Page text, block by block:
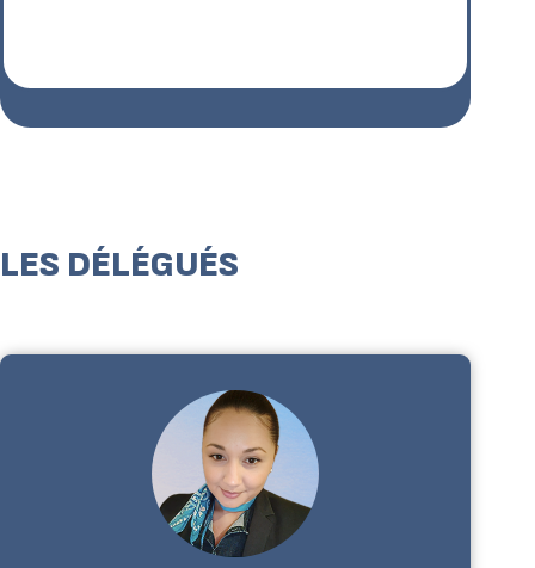
LES DÉLÉGUÉS